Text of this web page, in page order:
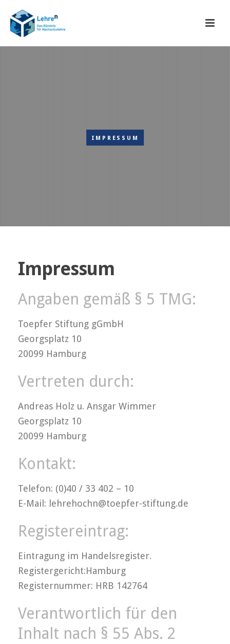
IMPRESSUM
Impressum
Angaben gemäß § 5 TMG:
Toepfer Stiftung gGmbH
Georgsplatz 10
20099 Hamburg
Vertreten durch:
Andreas Holz u. Ansgar Wimmer
Georgsplatz 10
20099 Hamburg
Kontakt:
Telefon: (0)40 / 33 402 – 10
E-Mail: lehrehochn@toepfer-stiftung.de
Registereintrag:
Eintragung im Handelsregister.
Registergericht:Hamburg
Registernummer: HRB 142764
Verantwortlich für den
Inhalt nach § 55 Abs. 2